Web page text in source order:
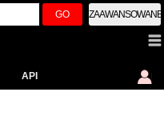
GO ZAAWANSOWANE
API